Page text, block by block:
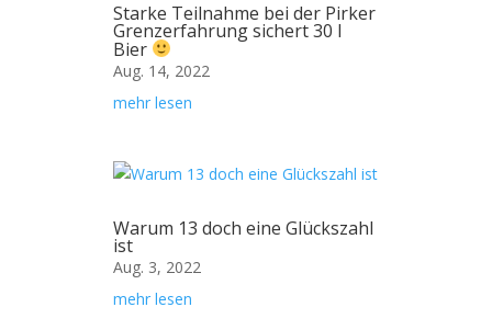
Starke Teilnahme bei der Pirker
Grenzerfahrung sichert 30 l
Bier
Aug. 14, 2022
mehr lesen
Warum 13 doch eine Glückszahl
ist
Aug. 3, 2022
mehr lesen